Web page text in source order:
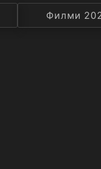
Селекция
Филми